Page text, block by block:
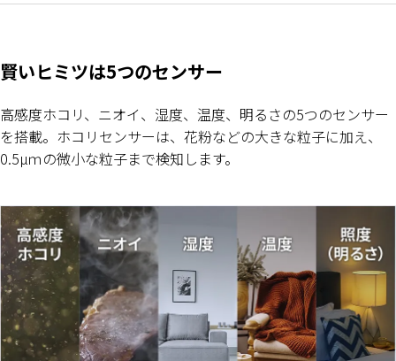
賢いヒミツは5つのセンサー
高感度ホコリ、ニオイ、湿度、温度、明るさの5つのセンサー
を搭載。ホコリセンサーは、花粉などの大きな粒子に加え、
0.5µｍの微小な粒子まで検知します。